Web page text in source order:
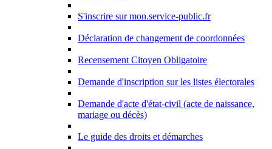
S'inscrire sur mon.service-public.fr
Déclaration de changement de coordonnées
Recensement Citoyen Obligatoire
Demande d'inscription sur les listes électorales
Demande d'acte d'état-civil (acte de naissance,
mariage ou décès)
Le guide des droits et démarches